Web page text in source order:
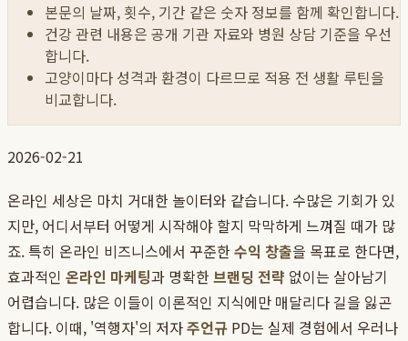
본문의 날짜, 횟수, 기간 같은 숫자 정보를 함께 확인합니다.
건강 관련 내용은 공개 기관 자료와 병원 상담 기준을 우선
합니다.
고양이마다 성격과 환경이 다르므로 적용 전 생활 루틴을
비교합니다.
2026-02-21
온라인 세상은 마치 거대한 놀이터와 같습니다. 수많은 기회가 있
지만, 어디서부터 어떻게 시작해야 할지 막막하게 느껴질 때가 많
죠. 특히 온라인 비즈니스에서 꾸준한수익 창출을 목표로 한다면,
효과적인 온라인 마케팅과 명확한브랜딩 전략 없이는 살아남기
어렵습니다. 많은 이들이 이론적인 지식에만 매달리다 길을 잃곤
합니다. 이때, '역행자'의 저자주언규 PD는 실제 경험에서 우러나